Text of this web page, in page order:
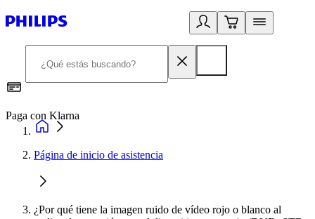
Paga con Klarna
Página de inicio de asistencia
¿Por qué tiene la imagen ruido de vídeo rojo o blanco al